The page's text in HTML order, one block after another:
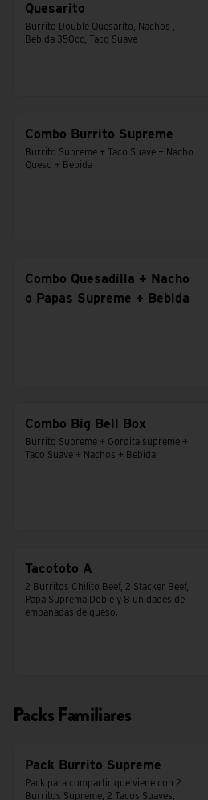
Quesarito
Burrito Double Quesarito, Nachos ,
Bebida 350cc, Taco Suave
Combo Burrito Supreme
Burrito Supreme + Taco Suave + Nacho
Queso + Bebida
Combo Quesadilla + Nacho
o Papas Supreme + Bebida
Combo Big Bell Box
Burrito Supreme + Gordita supreme +
Taco Suave + Nachos + Bebida
Tacototo A
2 Burritos Chilito Beef, 2 Stacker Beef,
Papa Suprema Doble y 8 unidades de
empanadas de queso.
Packs Familiares
Pack Burrito Supreme
Pack para compartir que viene con 2
Burritos Supreme, 2 Tacos Suaves,